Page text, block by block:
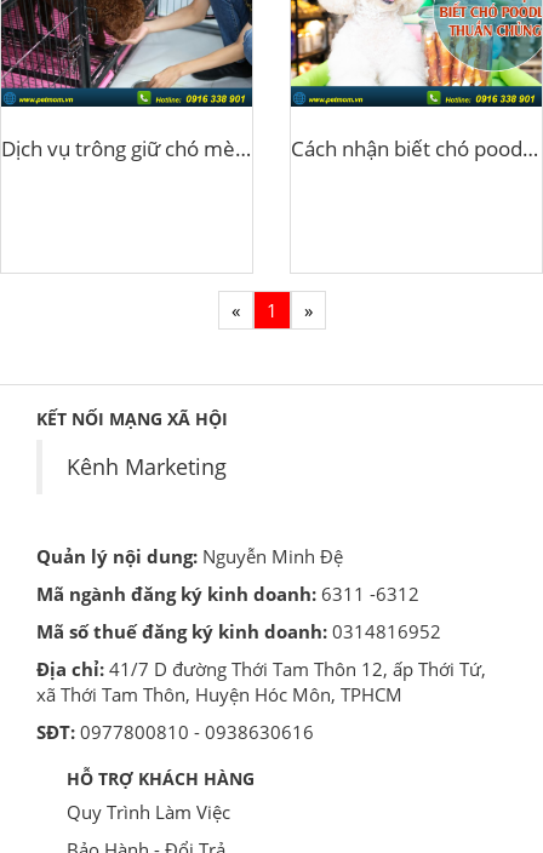
Dịch vụ trông giữ chó mèo tphcm Cách nhận biết chó poodle thuần chủng
« 1 »
KẾT NỐI MẠNG XÃ HỘI
Kênh Marketing
Quản lý nội dung: Nguyễn Minh Đệ
Mã ngành đăng ký kinh doanh: 6311 -6312
Mã số thuế đăng ký kinh doanh: 0314816952
Địa chỉ: 41/7 D đường Thới Tam Thôn 12, ấp Thới Tứ,
xã Thới Tam Thôn, Huyện Hóc Môn, TPHCM
SĐT: 0977800810 - 0938630616
HỖ TRỢ KHÁCH HÀNG
Quy Trình Làm Việc